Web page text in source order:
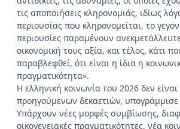
τις αποποιήσεις κληρονομιάς, ιδίως
περιουσίας που κληρονομείται, το
περιουσίες παραμένουν
οικονομική τους αξία, και τέλος, κάτι
παραβλεφθεί, ότι είναι η ίδια η
πραγματικότητα».
Η ελληνική κοινωνία του 2026 δεν
προηγούμενων δεκαετιών,
Υπάρχουν νέες μορφές συμβίωσης,
οικογενειακές πραγματικότητες, νέα